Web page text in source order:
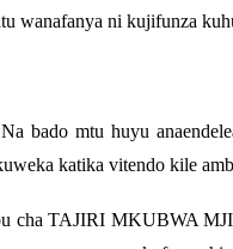
wanafanya ni kujifunza
bado mtu huyu
katika vitendo kile
cha TAJIRI MKUBWA